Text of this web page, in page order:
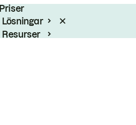
Priser
Lösningar
Resurser